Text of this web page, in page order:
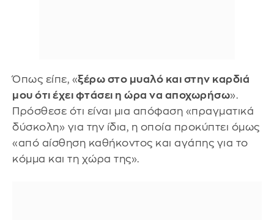
Όπως είπε, «ξέρω στο μυαλό και στην καρδιά
μου ότι έχει φτάσει η ώρα να αποχωρήσω».
Πρόσθεσε ότι είναι μια απόφαση «πραγματικά
δύσκολη» για την ίδια, η οποία προκύπτει όμως
«από αίσθηση καθήκοντος και αγάπης για το
κόμμα και τη χώρα της».